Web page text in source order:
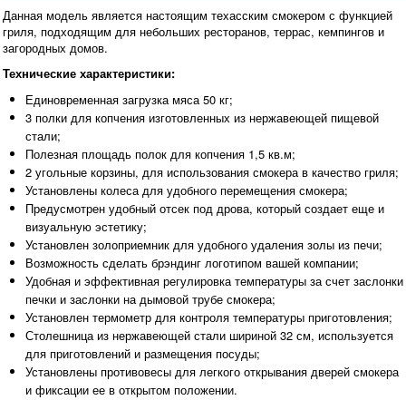
Данная модель является настоящим техасским смокером с функцией
гриля, подходящим для небольших ресторанов, террас, кемпингов и
загородных домов.
Технические характеристики:
Единовременная загрузка мяса 50 кг;
3 полки для копчения изготовленных из нержавеющей пищевой
стали;
Полезная площадь полок для копчения 1,5 кв.м;
2 угольные корзины, для использования смокера в качество гриля;
Установлены колеса для удобного перемещения смокера;
Предусмотрен удобный отсек под дрова, который создает еще и
визуальную эстетику;
Установлен золоприемник для удобного удаления золы из печи;
Возможность сделать брэндинг логотипом вашей компании;
Удобная и эффективная регулировка температуры за счет заслонки
печки и заслонки на дымовой трубе смокера;
Установлен термометр для контроля температуры приготовления;
Столешница из нержавеющей стали шириной 32 см, используется
для приготовлений и размещения посуды;
Установлены противовесы для легкого открывания дверей смокера
и фиксации ее в открытом положении.